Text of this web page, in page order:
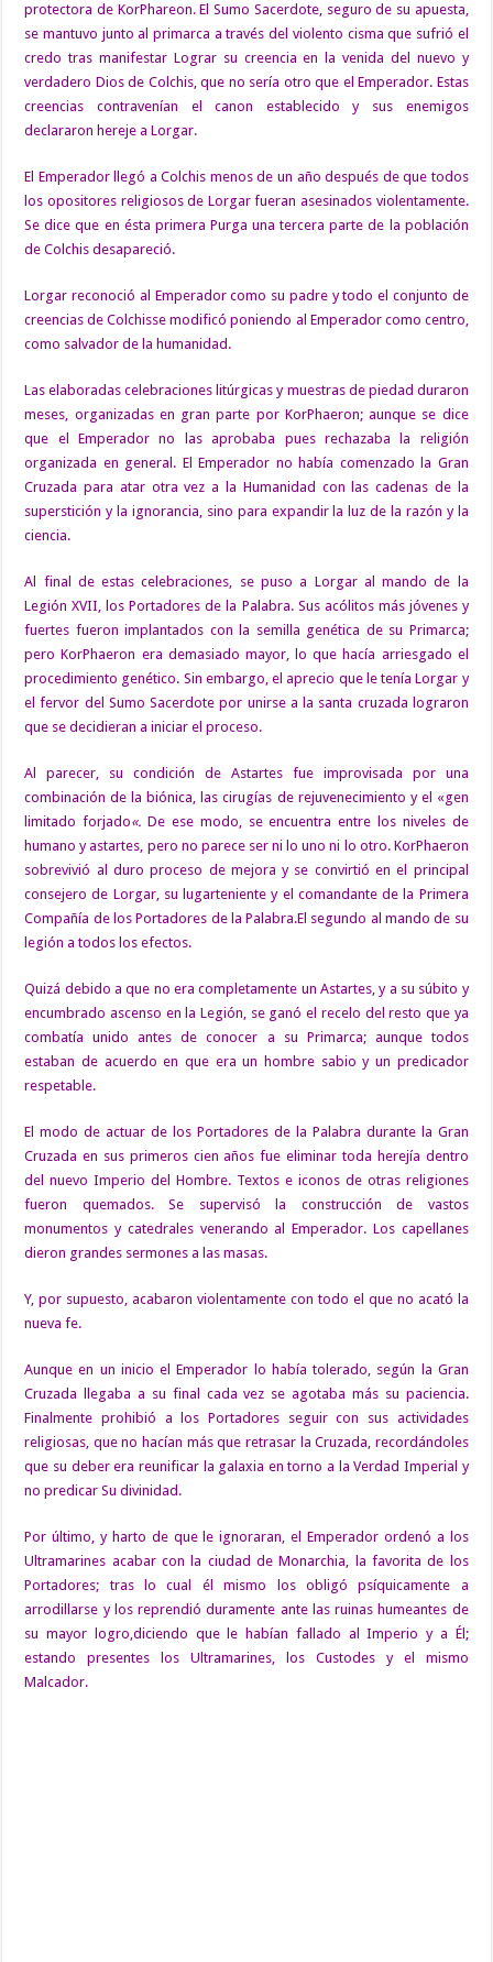
protectora de KorPhareon. El Sumo Sacerdote, seguro de su apuesta,
se mantuvo junto al primarca a través del violento cisma que sufrió el
credo tras manifestar Lograr su creencia en la venida del nuevo y
verdadero Dios de Colchis, que no sería otro que el Emperador. Estas
creencias contravenían el canon establecido y sus enemigos
declararon hereje a Lorgar.
El Emperador llegó a Colchis menos de un año después de que todos
los opositores religiosos de Lorgar fueran asesinados violentamente.
Se dice que en ésta primera Purga una tercera parte de la población
de Colchis desapareció.
Lorgar reconoció al Emperador como su padre y todo el conjunto de
creencias de Colchisse modificó poniendo al Emperador como centro,
como salvador de la humanidad.
Las elaboradas celebraciones litúrgicas y muestras de piedad duraron
meses, organizadas en gran parte por KorPhaeron; aunque se dice
que el Emperador no las aprobaba pues rechazaba la religión
organizada en general. El Emperador no había comenzado la Gran
Cruzada para atar otra vez a la Humanidad con las cadenas de la
superstición y la ignorancia, sino para expandir la luz de la razón y la
ciencia.
Al final de estas celebraciones, se puso a Lorgar al mando de la
Legión XVII, los Portadores de la Palabra. Sus acólitos más jóvenes y
fuertes fueron implantados con la semilla genética de su Primarca;
pero KorPhaeron era demasiado mayor, lo que hacía arriesgado el
procedimiento genético. Sin embargo, el aprecio que le tenía Lorgar y
el fervor del Sumo Sacerdote por unirse a la santa cruzada lograron
que se decidieran a iniciar el proceso.
Al parecer, su condición de Astartes fue improvisada por una
combinación de la biónica, las cirugías de rejuvenecimiento y el «gen
limitado forjado«. De ese modo, se encuentra entre los niveles de
humano y astartes, pero no parece ser ni lo uno ni lo otro. KorPhaeron
sobrevivió al duro proceso de mejora y se convirtió en el principal
consejero de Lorgar, su lugarteniente y el comandante de la Primera
Compañía de losPortadores de la Palabra.El segundo al mando de su
legión a todos los efectos.
Quizá debido a que no era completamente un Astartes, y a su súbito y
encumbrado ascenso en la Legión, se ganó el recelo del resto que ya
combatía unido antes de conocer a su Primarca; aunque todos
estaban de acuerdo en que era un hombre sabio y un predicador
respetable.
El modo de actuar de los Portadores de la Palabra durante la Gran
Cruzada en sus primeros cien años fue eliminar toda herejía dentro
del nuevoImperio del Hombre. Textos e iconos de otras religiones
fueron quemados. Se supervisó la construcción de vastos
monumentos y catedrales venerando alEmperador. Los capellanes
dieron grandes sermones a las masas.
Y, por supuesto, acabaron violentamente con todo el que no acató la
nueva fe.
Aunque en un inicio el Emperador lo había tolerado, según la Gran
Cruzada llegaba a su final cada vez se agotaba más su paciencia.
Finalmente prohibió a los Portadores seguir con sus actividades
religiosas, que no hacían más que retrasar la Cruzada, recordándoles
que su deber era reunificar la galaxia en torno a la Verdad Imperial y
no predicar Su divinidad.
Por último, y harto de que le ignoraran, el Emperador ordenó a los
Ultramarines acabar con la ciudad de Monarchia, la favorita de los
Portadores; tras lo cual él mismo los obligó psíquicamente a
arrodillarse y los reprendió duramente ante las ruinas humeantes de
su mayor logro,diciendo que le habían fallado al Imperio y a Él;
estando presentes los Ultramarines, los Custodes y el mismo
Malcador.